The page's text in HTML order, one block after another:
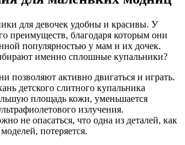
для девочек удобны и красивы. У
преимуществ, благодаря которым они
популярностью у мам и их дочек.
именно сплошные купальники?
позволяют активно двигаться и играть.
детского слитного купальника
площадь кожи, уменьшается
излучения.
не опасаться, что одна из деталей, как
потеряется.